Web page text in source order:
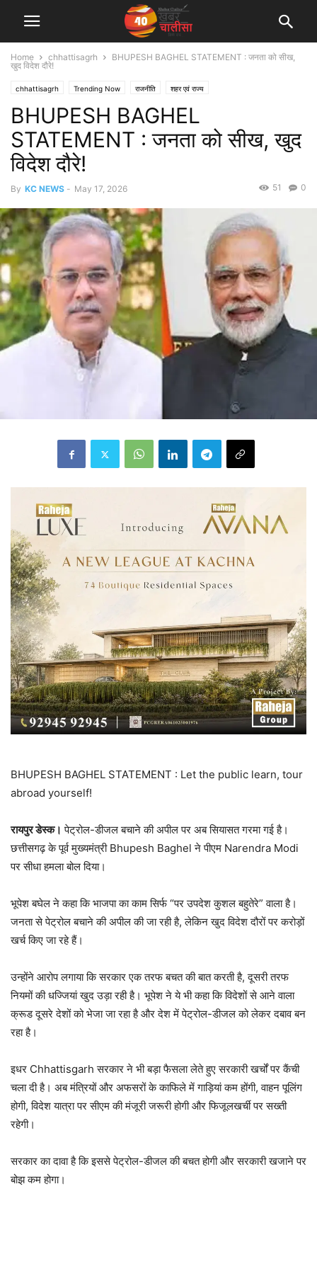
Home chhattisagrh
BHUPESH BAGHEL STATEMENT : जनता को सीख,
खुद विदेश दौरे!
chhattisagrh Trending Now राजनीति शहर एवं राज्य
BHUPESH BAGHEL
STATEMENT : जनता को सीख, खुद
विदेश दौरे!
By KC NEWS - May 17, 2026 0
51
BHUPESH BAGHEL STATEMENT : Let the public learn, tour
abroad yourself!
रायपुर डेस्क। पेट्रोल-डीजल बचाने की अपील पर अब सियासत गरमा गई है।
छत्तीसगढ़ के पूर्व मुख्यमंत्री Bhupesh Baghel ने पीएम Narendra Modi
पर सीधा हमला बोल दिया।
भूपेश बघेल ने कहा कि भाजपा का काम सिर्फ “पर उपदेश कुशल बहुतेरे” वाला है।
जनता से पेट्रोल बचाने की अपील की जा रही है, लेकिन खुद विदेश दौरों पर करोड़ों
खर्च किए जा रहे हैं।
उन्होंने आरोप लगाया कि सरकार एक तरफ बचत की बात करती है, दूसरी तरफ
नियमों की धज्जियां खुद उड़ा रही है। भूपेश ने ये भी कहा कि विदेशों से आने वाला
क्रूड दूसरे देशों को भेजा जा रहा है और देश में पेट्रोल-डीजल को लेकर दबाव बन
रहा है।
इधर Chhattisgarh सरकार ने भी बड़ा फैसला लेते हुए सरकारी खर्चों पर कैंची
चला दी है। अब मंत्रियों और अफसरों के काफिले में गाड़ियां कम होंगी, वाहन पूलिंग
होगी, विदेश यात्रा पर सीएम की मंजूरी जरूरी होगी और फिजूलखर्ची पर सख्ती
रहेगी।
सरकार का दावा है कि इससे पेट्रोल-डीजल की बचत होगी और सरकारी खजाने पर
बोझ कम होगा।